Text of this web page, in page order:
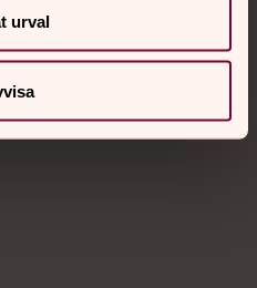
urval
eller chatta anonymt